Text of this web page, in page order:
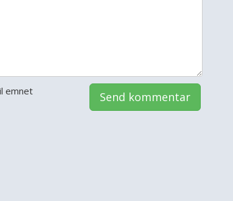
emnet Send kommentar